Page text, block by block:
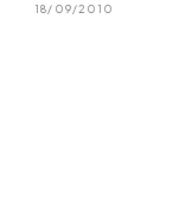
18/09/2010